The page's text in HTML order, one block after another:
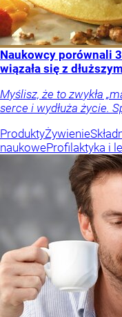
Naukowcy porównali
wiązała się z
Myślisz, że to zwykła
serce i wydłuża życie.
ProduktyŻywienie
naukoweProfilaktyka i